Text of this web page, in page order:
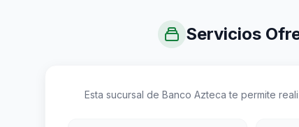
Servicios
Esta sucursal de Banco Azteca te permite